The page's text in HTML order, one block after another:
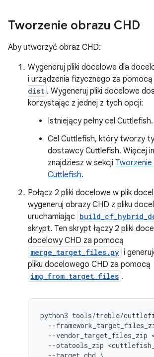
Tworzenie obrazu CHD
Aby utworzyć obraz CHD:
Wygeneruj pliki docelowe dla
i urządzenia fizycznego za
dist . Wygeneruj pliki docelowe
korzystając z jednej z tych opcji:
Istniejący pełny cel Cuttlefish.
Cel Cuttlefish, który tworzy
dostawcy Cuttlefish. Więcej
znajdziesz w sekcji
Cuttlefish.
Połącz 2 pliki docelowe w plik
wygeneruj obrazy CHD z pliku
uruchamiając
skrypt. Ten skrypt łączy 2 pliki
docelowy CHD za pomocą
merge_target_files.py i
pliku docelowego CHD za pomocą
img_from_target_files .
python3 tools/treble/
--
--vendor_target_files_zip
--otatools_zip